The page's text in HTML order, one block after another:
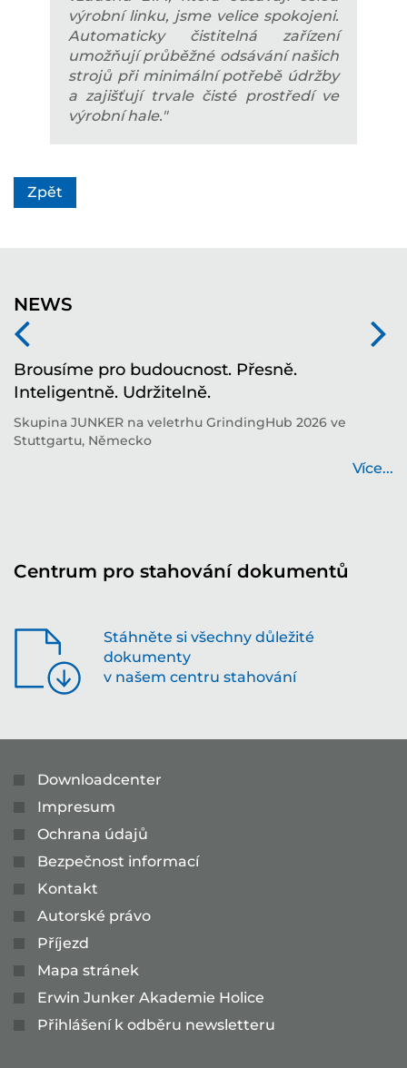
výrobní linku, jsme velice spokojeni.
Automaticky čistitelná zařízení
umožňují průběžné odsávání našich
strojů při minimální potřebě údržby
a zajišťují trvale čisté prostředí ve
výrobní hale."
Zpět
NEWS
Brousíme pro budoucnost. Přesně.
Inteligentně. Udržitelně.
Skupina JUNKER na veletrhu GrindingHub 2026 ve
Stuttgartu, Německo
Více...
Centrum pro stahování dokumentů
Stáhněte si všechny důležité
dokumenty
v našem centru stahování
Downloadcenter
Impresum
Ochrana údajů
Bezpečnost informací
Kontakt
Autorské právo
Příjezd
Mapa stránek
Erwin Junker Akademie Holice
Přihlášení k odběru newsletteru